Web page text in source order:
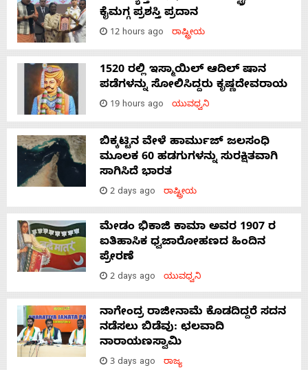
ಕೈಮಗ್ಗ ಪ್ರಶಸ್ತಿ ಪ್ರದಾನ
12 hours ago ರಾಷ್ಟ್ರೀಯ
1520 ರಲ್ಲಿ ಇಸ್ಮಾಯಿಲ್ ಆದಿಲ್ ಷಾನ
ಪಡೆಗಳನ್ನು ಸೋಲಿಸಿದ್ದರು ಕೃಷ್ಣದೇವರಾಯ
19 hours ago ಯುವಧ್ವನಿ
ಬಿಕ್ಕಟ್ಟಿನ ವೇಳೆ ಹಾರ್ಮುಜ್ ಜಲಸಂಧಿ
ಮೂಲಕ 60 ಹಡಗುಗಳನ್ನು ಸುರಕ್ಷಿತವಾಗಿ
ಸಾಗಿಸಿದೆ ಭಾರತ
2 days ago ರಾಷ್ಟ್ರೀಯ
ಮೇಡಂ ಭಿಕಾಜಿ ಕಾಮಾ ಅವರ 1907 ರ
ಐತಿಹಾಸಿಕ ಧ್ವಜಾರೋಹಣದ ಹಿಂದಿನ
ಪ್ರೇರಣೆ
2 days ago ಯುವಧ್ವನಿ
ನಾಗೇಂದ್ರ ರಾಜೀನಾಮೆ ಕೊಡದಿದ್ದರೆ ಸದನ
ನಡೆಸಲು ಬಿಡೆವು: ಛಲವಾದಿ
ನಾರಾಯಣಸ್ವಾಮಿ
3 days ago ರಾಜ್ಯ